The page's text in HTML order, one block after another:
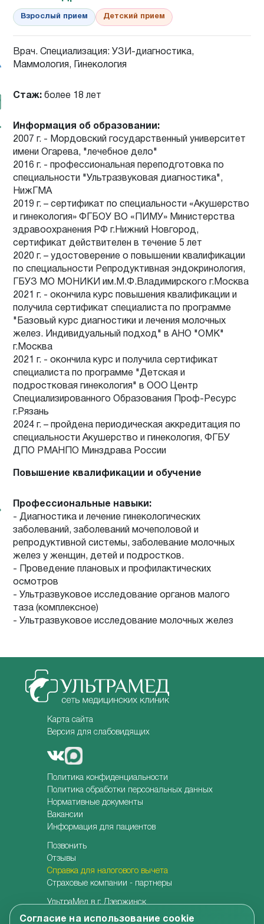
Согласие на использование cookie
Взрослый прием Детский прием
Врач. Специализация: УЗИ-диагностика,
Маммология, Гинекология
Стаж: более 18 лет
Информация об образовании:
2007 г. - Мордовский государственный университет
имени Огарева, "лечебное дело"
2016 г. - профессиональная переподготовка по
специальности "Ультразвуковая диагностика",
НижГМА
2019 г. – сертификат по специальности «Акушерство
и гинекология» ФГБОУ ВО «ПИМУ» Министерства
здравоохранения РФ г.Нижний Новгород,
сертификат действителен в течение 5 лет
2020 г. – удостоверение о повышении квалификации
по специальности Репродуктивная эндокринология,
ГБУЗ МО МОНИКИ им.М.Ф.Владимирского г.Москва
2021 г. - окончила курс повышения квалификации и
получила сертификат специалиста по программе
"Базовый курс диагностики и лечения молочных
желез. Индивидуальный подход" в АНО "ОМК"
г.Москва
2021 г. - окончила курс и получила сертификат
специалиста по программе "Детская и
подростковая гинекология" в ООО Центр
Специализированного Образования Проф-Ресурс
г.Рязань
2024 г. – пройдена периодическая аккредитация по
специальности Акушерство и гинекология, ФГБУ
ДПО РМАНПО Минздрава России
Повышение квалификации и обучение
Профессиональные навыки:
- Диагностика и лечение гинекологических
заболеваний, заболеваний мочеполовой и
репродуктивной системы, заболевание молочных
желез у женщин, детей и подростков.
- Проведение плановых и профилактических
осмотров
- Ультразвуковое исследование органов малого
таза (комплексное)
- Ультразвуковое исследование молочных желез
Карта сайта
Версия для слабовидящих
Политика конфиденциальности
Политика обработки персональных данных
Нормативные документы
Вакансии
Информация для пациентов
Позвонить
Отзывы
Справка для налогового вычета
Страховые компании - партнеры
УльтраМед в г. Дзержинск
УльтраМед в г. Кстово